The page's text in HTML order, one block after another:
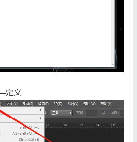
定义